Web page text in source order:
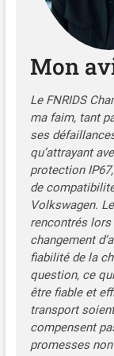
Mon
Le FNRIDS
ma faim, tant
ses
qu’attrayant
protection
de
Volkswagen.
rencontrés lors
changement
fiabilité de la
question, ce
être fiable et
transport
compensent
promesses